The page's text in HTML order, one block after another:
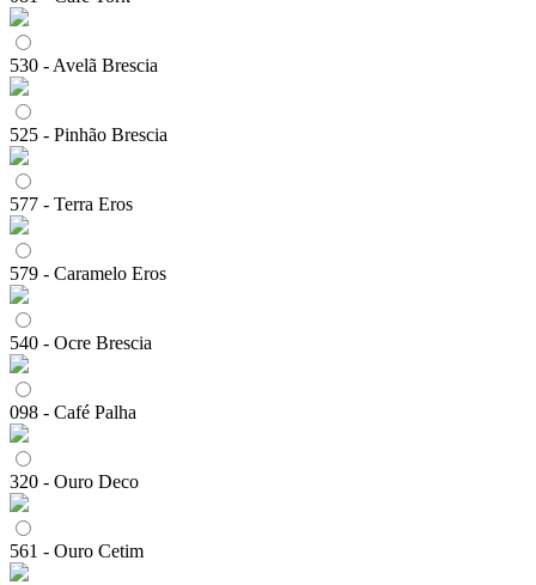
530 - Avelã Brescia
525 - Pinhão Brescia
577 - Terra Eros
579 - Caramelo Eros
540 - Ocre Brescia
098 - Café Palha
320 - Ouro Deco
561 - Ouro Cetim